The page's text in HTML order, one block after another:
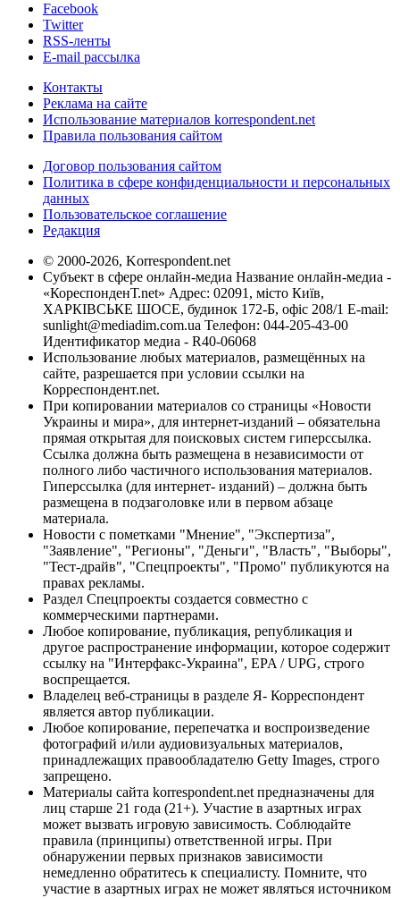
Facebook
Twitter
RSS-ленты
E-mail рассылка
Контакты
Реклама на сайте
Использование материалов korrespondent.net
Правила пользования сайтом
Договор пользования сайтом
Политика в сфере конфиденциальности и персональных
данных
Пользовательское соглашение
Редакция
© 2000-2026, Korrespondent.net
Субъект в сфере онлайн-медиа Название онлайн-медиа -
«КореспонденТ.net» Адрес: 02091, місто Київ,
ХАРКІВСЬКЕ ШОСЕ, будинок 172-Б, офіс 208/1 E-mail:
sunlight@mediadim.com.ua Телефон: 044-205-43-00
Идентификатор медиа - R40-06068
Использование любых материалов, размещённых на
сайте, разрешается при условии ссылки на
Корреспондент.net.
При копировании материалов со страницы «Новости
Украины и мира», для интернет-изданий – обязательна
прямая открытая для поисковых систем гиперссылка.
Ссылка должна быть размещена в независимости от
полного либо частичного использования материалов.
Гиперссылка (для интернет- изданий) – должна быть
размещена в подзаголовке или в первом абзаце
материала.
Новости с пометками "Мнение", "Экспертиза",
"Заявление", "Регионы", "Деньги", "Власть", "Выборы",
"Тест-драйв", "Спецпроекты", "Промо" публикуются на
правах рекламы.
Раздел Спецпроекты создается совместно с
коммерческими партнерами.
Любое копирование, публикация, републикация и
другое распространение информации, которое содержит
ссылку на "Интерфакс-Украина", EPA / UPG, строго
воспрещается.
Владелец веб-страницы в разделе Я- Корреспондент
является автор публикации.
Любое копирование, перепечатка и воспроизведение
фотографий и/или аудиовизуальных материалов,
принадлежащих правообладателю Getty Images, строго
запрещено.
Материалы сайта korrespondent.net предназначены для
лиц старше 21 года (21+). Участие в азартных играх
может вызвать игровую зависимость. Соблюдайте
правила (принципы) ответственной игры. При
обнаружении первых признаков зависимости
немедленно обратитесь к специалисту. Помните, что
участие в азартных играх не может являться источником